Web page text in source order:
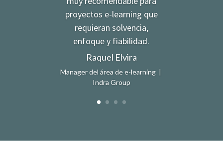
proyectos e-learning que
requieran solvencia,
enfoque y fiabilidad.
Raquel Elvira
Manager del área de e-learning |
Indra Group